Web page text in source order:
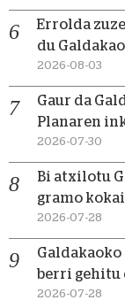
Errolda
du
2026-08-03
Gaur da
Planaren
2026-07-30
Bi atxilotu
gramo
2026-07-28
berri
2026-07-28